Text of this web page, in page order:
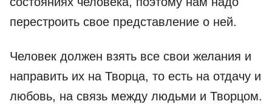
перестроить свое представление о ней.
Человек должен взять все свои желания и
направить их на Творца, то есть на отдачу и
любовь, на связь между людьми и Творцом.